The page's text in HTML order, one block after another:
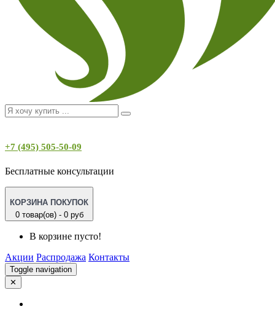
+7 (495) 505-50-09
Бесплатные консультации
КОРЗИНА ПОКУПОК
0 товар(ов) - 0 руб
В корзине пусто!
Акции Распродажа Контакты
Toggle navigation
✕